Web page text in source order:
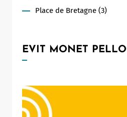
Place de Bretagne (3)
EVIT MONET